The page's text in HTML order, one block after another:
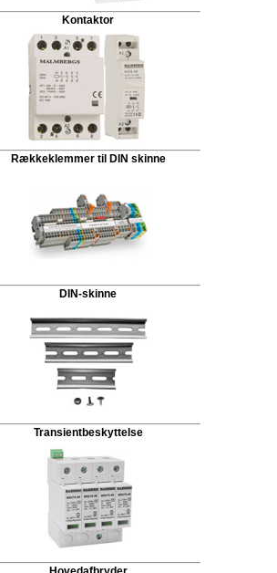
Kontaktor
Rækkeklemmer til DIN skinne
DIN-skinne
Transientbeskyttelse